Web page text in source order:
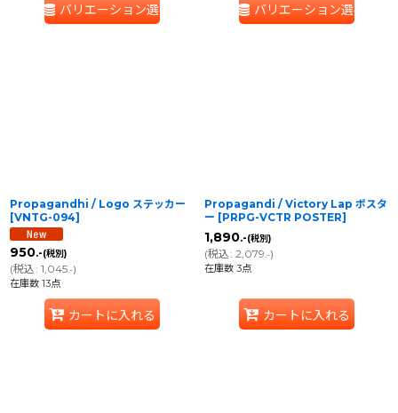
バリエーション選択 バリエーション選択
Propagandhi / Logo ステッカー
[VNTG-094]
950.-(税別)
(税込: 1,045.-)
在庫数 13点
カートに入れる
Propagandi / Victory Lap ポスタ
ー [PRPG-VCTR POSTER]
1,890.-(税別)
(税込: 2,079.-)
在庫数 3点
カートに入れる